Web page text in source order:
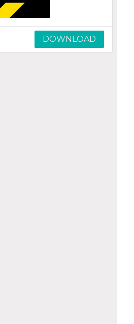
DOWNLOAD